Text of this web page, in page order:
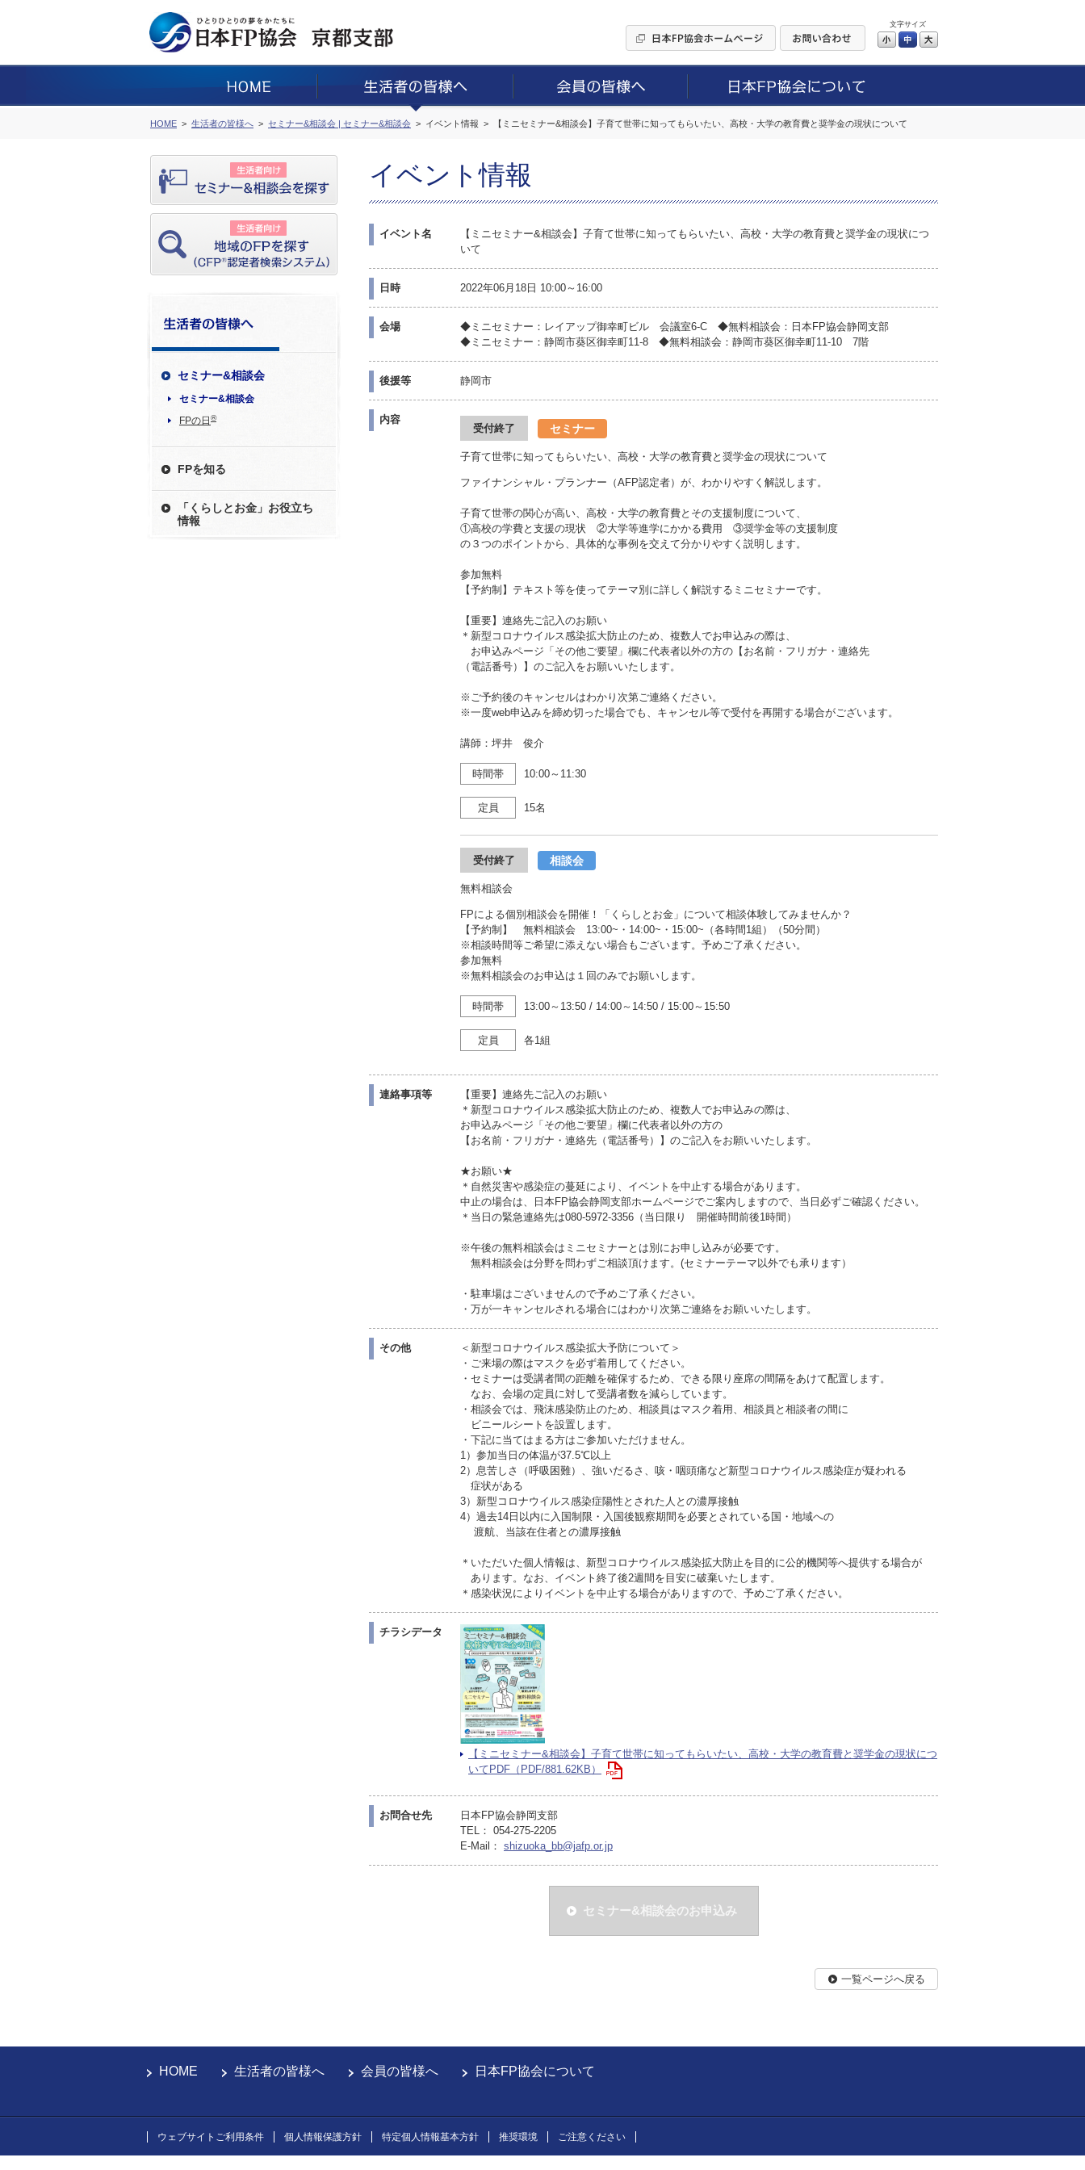
文字サイズ
小 中
HOME 生活者の皆様へ セミナー&相談会 | セミナー&相談会 イベント情報 【ミニセミナー&相談会】子育て世帯に知ってもらいたい、高校・大学の教育費と奨学金の現状について
セミナー&相談会
セミナー&相談会
FPの日 ®
FPを知る
「くらしとお金」お役立ち
情報
イベント情報
イベント名
【ミニセミナー&相談会】子育て世帯に知ってもらいたい、高校・大学の教育費と奨学金の現状につ
いて
日時 2022年06月18日 10:00～16:00
会場
◆ミニセミナー：レイアップ御幸町ビル 会議室6-C ◆無料相談会：日本FP協会静岡支部
◆ミニセミナー：静岡市葵区御幸町11-8 ◆無料相談会：静岡市葵区御幸町11-10 7階
後援等 静岡市
内容
受付終了 セミナー
子育て世帯に知ってもらいたい、高校・大学の教育費と奨学金の現状について
ファイナンシャル・プランナー（AFP認定者）が、わかりやすく解説します。
子育て世帯の関心が高い、高校・大学の教育費とその支援制度について、
①高校の学費と支援の現状 ②大学等進学にかかる費用 ③奨学金等の支援制度
の３つのポイントから、具体的な事例を交えて分かりやすく説明します。
参加無料
【予約制】テキスト等を使ってテーマ別に詳しく解説するミニセミナーです。
【重要】連絡先ご記入のお願い
＊新型コロナウイルス感染拡大防止のため、複数人でお申込みの際は、
お申込みページ「その他ご要望」欄に代表者以外の方の【お名前・フリガナ・連絡先
（電話番号）】のご記入をお願いいたします。
※ご予約後のキャンセルはわかり次第ご連絡ください。
※一度web申込みを締め切った場合でも、キャンセル等で受付を再開する場合がございます。
講師：坪井 俊介
時間帯 10:00～11:30
定員 15名
受付終了 相談会
無料相談会
FPによる個別相談会を開催！「くらしとお金」について相談体験してみませんか？
【予約制】 無料相談会 13:00~・14:00~・15:00~（各時間1組）（50分間）
※相談時間等ご希望に添えない場合もございます。予めご了承ください。
参加無料
※無料相談会のお申込は１回のみでお願いします。
時間帯 13:00～13:50 / 14:00～14:50 / 15:00～15:50
定員 各1組
連絡事項等
【重要】連絡先ご記入のお願い
＊新型コロナウイルス感染拡大防止のため、複数人でお申込みの際は、
お申込みページ「その他ご要望」欄に代表者以外の方の
【お名前・フリガナ・連絡先（電話番号）】のご記入をお願いいたします。
★お願い★
＊自然災害や感染症の蔓延により、イベントを中止する場合があります。
中止の場合は、日本FP協会静岡支部ホームページでご案内しますので、当日必ずご確認ください。
＊当日の緊急連絡先は080-5972-3356（当日限り 開催時間前後1時間）
※午後の無料相談会はミニセミナーとは別にお申し込みが必要です。
無料相談会は分野を問わずご相談頂けます。(セミナーテーマ以外でも承ります）
・駐車場はございませんので予めご了承ください。
・万が一キャンセルされる場合にはわかり次第ご連絡をお願いいたします。
その他
＜新型コロナウイルス感染拡大予防について＞
・ご来場の際はマスクを必ず着用してください。
・セミナーは受講者間の距離を確保するため、できる限り座席の間隔をあけて配置します。
なお、会場の定員に対して受講者数を減らしています。
・相談会では、飛沫感染防止のため、相談員はマスク着用、相談員と相談者の間に
ビニールシートを設置します。
・下記に当てはまる方はご参加いただけません。
1）参加当日の体温が37.5℃以上
2）息苦しさ（呼吸困難）、強いだるさ、咳・咽頭痛など新型コロナウイルス感染症が疑われる
症状がある
3）新型コロナウイルス感染症陽性とされた人との濃厚接触
4）過去14日以内に入国制限・入国後観察期間を必要とされている国・地域への
渡航、当該在住者との濃厚接触
＊いただいた個人情報は、新型コロナウイルス感染拡大防止を目的に公的機関等へ提供する場合が
あります。なお、イベント終了後2週間を目安に破棄いたします。
＊感染状況によりイベントを中止する場合がありますので、予めご了承ください。
チラシデータ
【ミニセミナー&相談会】子育て世帯に知ってもらいたい、高校・大学の教育費と奨学金の現状につ
いてPDF（PDF/881.62KB）
お問合せ先
日本FP協会静岡支部
TEL： 054-275-2205
E-Mail： shizuoka_bb@jafp.or.jp
セミナー&相談会のお申込み
一覧ページへ戻る
HOME 生活者の皆様へ 会員の皆様へ 日本FP協会について
ウェブサイトご利用条件 個人情報保護方針 特定個人情報基本方針 推奨環境 ご注意ください